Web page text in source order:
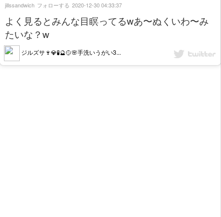
よく見るとみんな目瞑ってるwあ〜ぬくいわ〜み
たいな？w
ジルズサ🍷💎🧪🔮🥎🌸手洗いうがい3...
jillssandwich フォローする 2020-12-30 04:33:37